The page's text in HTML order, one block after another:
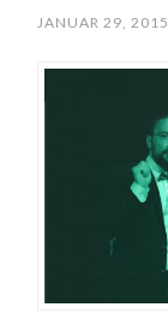
JANUAR 29, 2015